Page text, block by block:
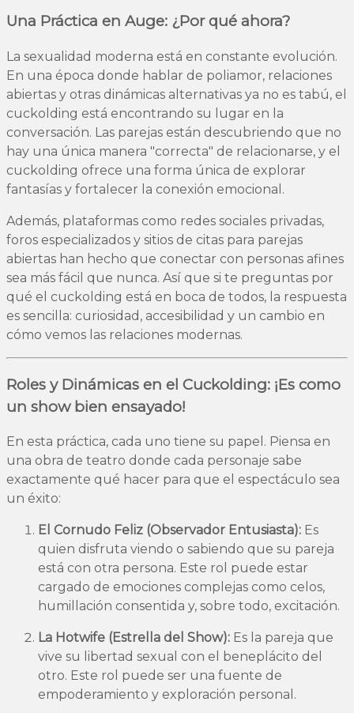
Una Práctica en Auge: ¿Por qué ahora?
La sexualidad moderna está en constante evolución.
En una época donde hablar de poliamor, relaciones
abiertas y otras dinámicas alternativas ya no es tabú, el
cuckolding está encontrando su lugar en la
conversación. Las parejas están descubriendo que no
hay una única manera "correcta" de relacionarse, y el
cuckolding ofrece una forma única de explorar
fantasías y fortalecer la conexión emocional.
Además, plataformas como redes sociales privadas,
foros especializados y sitios de citas para parejas
abiertas han hecho que conectar con personas afines
sea más fácil que nunca. Así que si te preguntas por
qué el cuckolding está en boca de todos, la respuesta
es sencilla: curiosidad, accesibilidad y un cambio en
cómo vemos las relaciones modernas.
Roles y Dinámicas en el Cuckolding: ¡Es como
un show bien ensayado!
En esta práctica, cada uno tiene su papel. Piensa en
una obra de teatro donde cada personaje sabe
exactamente qué hacer para que el espectáculo sea
un éxito:
El Cornudo Feliz (Observador Entusiasta): Es
quien disfruta viendo o sabiendo que su pareja
está con otra persona. Este rol puede estar
cargado de emociones complejas como celos,
humillación consentida y, sobre todo, excitación.
La Hotwife (Estrella del Show): Es la pareja que
vive su libertad sexual con el beneplácito del
otro. Este rol puede ser una fuente de
empoderamiento y exploración personal.